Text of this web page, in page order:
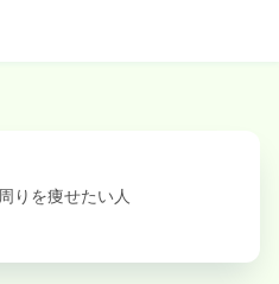
りを痩せたい人